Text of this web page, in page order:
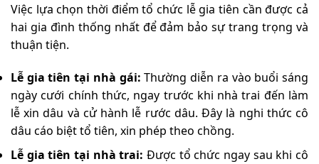
Việc lựa chọn thời điểm tổ chức lễ gia tiên cần được cả
hai gia đình thống nhất để đảm bảo sự trang trọng và
thuận tiện.
Lễ gia tiên tại nhà gái: Thường diễn ra vào buổi sáng
ngày cưới chính thức, ngay trước khi nhà trai đến làm
lễ xin dâu và cử hành lễ rước dâu. Đây là nghi thức cô
dâu cáo biệt tổ tiên, xin phép theo chồng.
Lễ gia tiên tại nhà trai: Được tổ chức ngay sau khi cô